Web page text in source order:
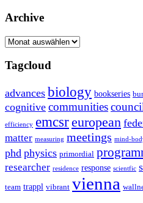
Archive
Archive
Tagcloud
advances biology bookseries
cognitive communities
efficiency emcsreuropean
matter measuring meetings mind-
phd physics primordial
researcher residence response scientfic
team trappl vibrant vienna